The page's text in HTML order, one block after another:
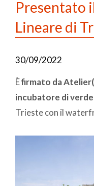
Presentato
Lineare di
30/09/2022
Èfirmato da
incubatore di verde
Trieste con il